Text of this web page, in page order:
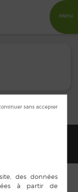
Menu